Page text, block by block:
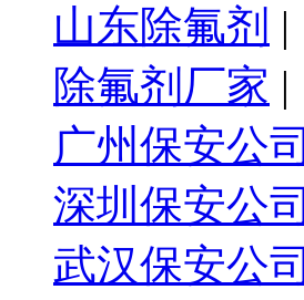
山东除氟剂 |
除氟剂厂家 |
广州保安公司
深圳保安公司
武汉保安公司